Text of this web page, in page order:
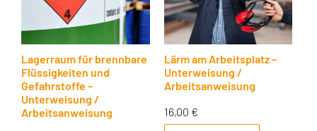
Lagerraum für brennbare
Flüssigkeiten und
Gefahrstoffe –
Unterweisung /
Arbeitsanweisung
Lärm am Arbeitsplatz –
Unterweisung /
Arbeitsanweisung
16,00 €